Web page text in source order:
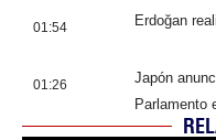
01:54 Erdoğan
01:26
Japón
Parlamento